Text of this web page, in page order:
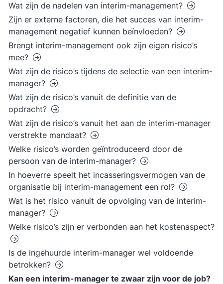
Wat zijn de nadelen van interim-management?
Zijn er externe factoren, die het succes van interim-
management negatief kunnen beïnvloeden?
Brengt interim-management ook zijn eigen risico’s
mee?
Wat zijn de risico’s tijdens de selectie van een interim-
manager?
Wat zijn de risico’s vanuit de definitie van de
opdracht?
Wat zijn de risico’s vanuit het aan de interim-manager
verstrekte mandaat?
Welke risico’s worden geïntroduceerd door de
persoon van de interim-manager?
In hoeverre speelt het incasseringsvermogen van de
organisatie bij interim-management een rol?
Wat is het risico vanuit de opvolging van de interim-
manager?
Welke risico’s zijn er verbonden aan het kostenaspect?
Is de ingehuurde interim-manager wel voldoende
betrokken?
Kan een interim-manager te zwaar zijn voor de job?